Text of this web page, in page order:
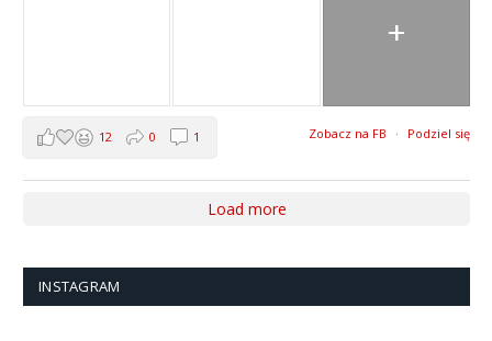
+
Zobacz na FB · Podziel się
12 0 1
Load more
INSTAGRAM